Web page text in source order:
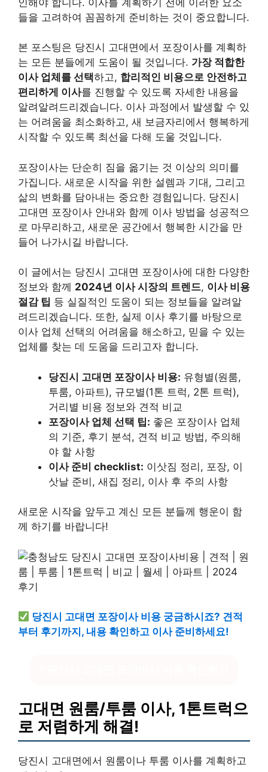
들을 고려하여 꼼꼼하게 준비하는 것이 중요합니다.
본 포스팅은 당진시 고대면에서 포장이사를 계획하
는 모든 분들에게 도움이 될 것입니다. 가장 적합한
이사 업체를 선택하고, 합리적인 비용으로 안전하고
편리하게 이사를 진행할 수 있도록 자세한 내용을
알려알려드리겠습니다. 이사 과정에서 발생할 수 있
는 어려움을 최소화하고, 새 보금자리에서 행복하게
시작할 수 있도록 최선을 다해 도울 것입니다.
포장이사는 단순히 짐을 옮기는 것 이상의 의미를
가집니다. 새로운 시작을 위한 설렘과 기대, 그리고
삶의 변화를 담아내는 중요한 경험입니다. 당진시
고대면 포장이사 안내와 함께 이사 방법을 성공적으
로 마무리하고, 새로운 공간에서 행복한 시간을 만
들어 나가시길 바랍니다.
이 글에서는 당진시 고대면 포장이사에 대한 다양한
정보와 함께 2024년 이사 시장의 트렌드, 이사 비용
절감 팁 등 실질적인 도움이 되는 정보들을 알려알
려드리겠습니다. 또한, 실제 이사 후기를 바탕으로
이사 업체 선택의 어려움을 해소하고, 믿을 수 있는
업체를 찾는 데 도움을 드리고자 합니다.
당진시 고대면 포장이사 비용: 유형별(원룸,
투룸, 아파트), 규모별(1톤 트럭, 2톤 트럭),
거리별 비용 정보와 견적 비교
포장이사 업체 선택 팁: 좋은 포장이사 업체
의 기준, 후기 분석, 견적 비교 방법, 주의해
야 할 사항
이사 준비 checklist: 이삿짐 정리, 포장, 이
삿날 준비, 새집 정리, 이사 후 주의 사항
새로운 시작을 앞두고 계신 모든 분들께 행운이 함
께 하기를 바랍니다!
당진시 고대면 포장이사 비용 궁금하시죠? 견적
부터 후기까지, 내용 확인하고 이사 준비하세요!
고대면 원룸/투룸 이사, 1톤트럭으
로 저렴하게 해결!
당진시 고대면에서 원룸이나 투룸 이사를 계획하고